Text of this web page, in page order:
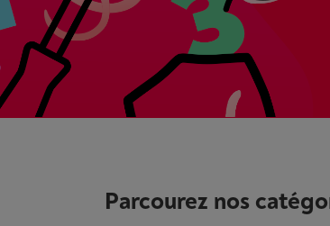
Parcourez nos